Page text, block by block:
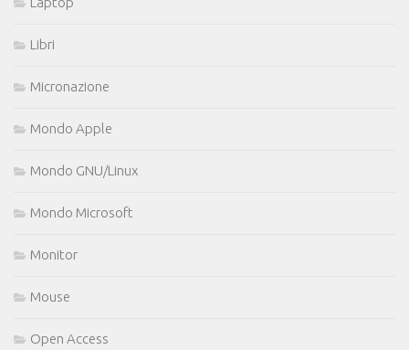
Libri
Micronazione
Mondo Apple
Mondo GNU/Linux
Mondo Microsoft
Monitor
Mouse
Open Access